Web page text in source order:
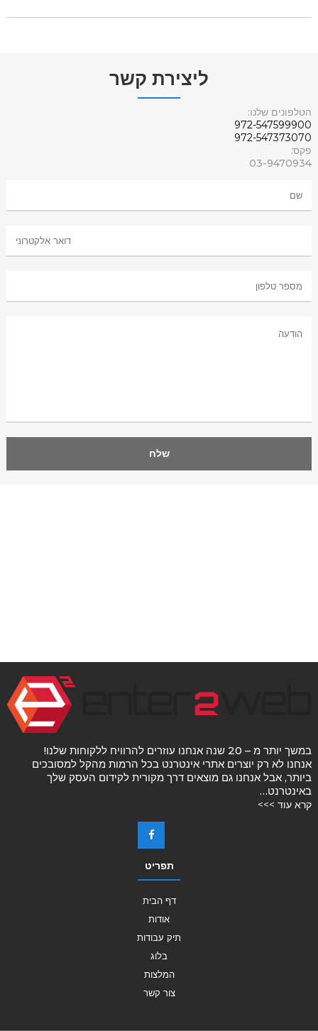
ליצירת קשר
הטלפונים שלנו:
972-547599900
972-547373070
פקס:
03-9470934
במשך יותר מ – 20 שנה אנחנו עוזרים להרוויח ללקוחות שלנו!
אנחנו לא רק יוצרים אתרי אינטרנט בכל הרמות מהקל למסובכים
ביותר, אבל אנחנו גם מוצאים דרך מקורית לקידום העסק שלך
באינטרנט…
קרא עוד >>>
תפריט
דף הבית
אודות
תיק עבודות
בלוג
המלצות
צור קשר